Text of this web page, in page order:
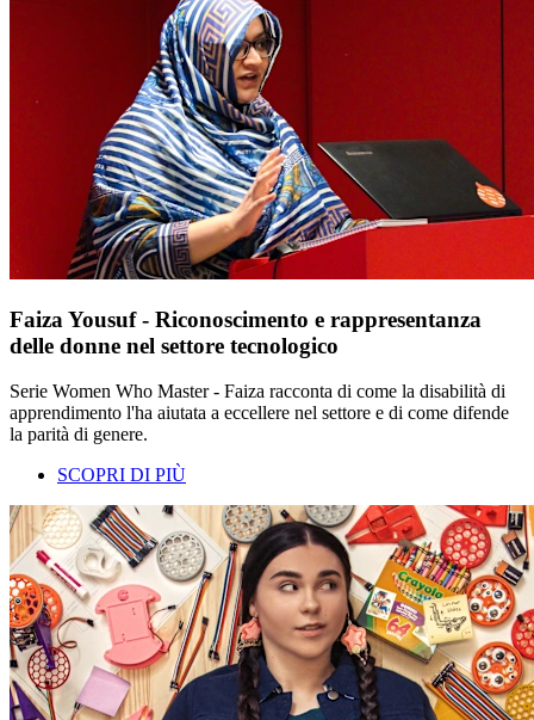
Faiza Yousuf - Riconoscimento e rappresentanza
delle donne nel settore tecnologico
Serie Women Who Master - Faiza racconta di come la disabilità di
apprendimento l'ha aiutata a eccellere nel settore e di come difende
la parità di genere.
SCOPRI DI PIÙ